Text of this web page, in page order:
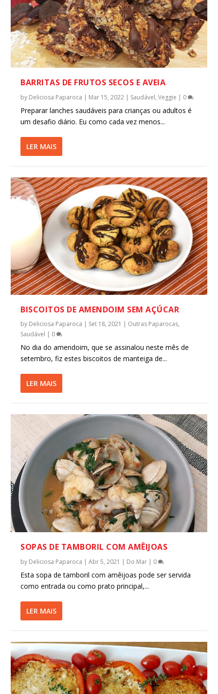
BARRITAS DE FRUTOS SECOS E AVEIA
by Deliciosa Paparoca | Mar 15, 2022 | Saudável,Veggie | 0
Preparar lanches saudáveis para crianças ou adultos é
um desafio diário. Eu como cada vez menos...
LER MAIS
BISCOITOS DE AMENDOIM SEM AÇÚCAR
by Deliciosa Paparoca Set 18, 2021 Outras Paparocas,
Saudável
0
No dia do amendoim, que se assinalou neste mês de
setembro, fiz estes biscoitos de manteiga de...
LER MAIS
SOPAS DE TAMBORIL COM AMÊIJOAS
by Deliciosa Paparoca |Abr 5, 2021 | Do Mar | 0
Esta sopa de tamboril com amêijoas pode ser servida
como entrada ou como prato principal,...
LER MAIS